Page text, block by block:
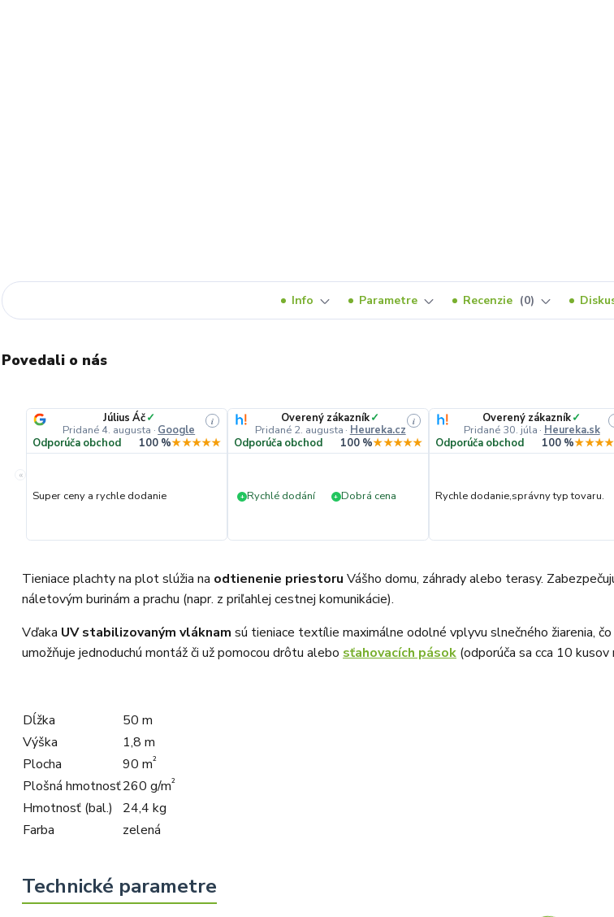
Info Parametre Recenzie 0
Povedali o nás
«
Július Áč✓
Pridané 4. augusta · Google
i
Odporúča obchod 100 %★★★★★
Super ceny a rychle dodanie
Overený zákazník✓
Pridané 2. augusta · Heureka.cz
i
Odporúča obchod 100 %★★★★★
+ Rychlé dodání + Dobrá cena
Overený zákazník✓
Pridané 30. júla · Heureka.sk
Odporúča obchod 100 %
Rychle dodanie,správny typ tovaru.
Tieniace plachty na plot slúžia na odtienenie priestoru Vášho domu, záhrady alebo terasy.
náletovým burinám a prachu (napr. z priľahlej cestnej komunikácie).
Vďaka UV stabilizovaným vláknam sú tieniace textílie maximálne odolné vplyvu slnečného žiarenia,
umožňuje jednoduchú montáž či už pomocou drôtu alebo sťahovacích pások (odporúča sa cca 10
Dĺžka
50 m
Výška
1,8 m
Plocha
90 m²
Plošná hmotnosť260 g/m²
Hmotnosť (bal.)
24,4 kg
Farba
zelená